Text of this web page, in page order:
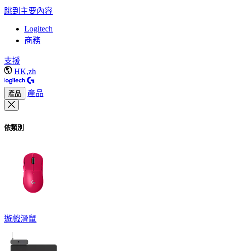
跳到主要內容
Logitech
商務
支援
HK,zh
產品 產品
依類別
遊戲滑鼠